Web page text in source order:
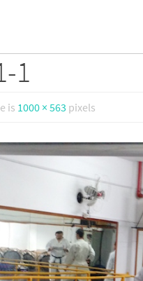
1
is 1000 × 563 pixels